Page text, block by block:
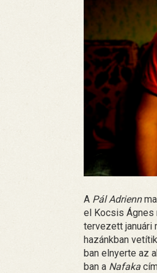
A Pál Adrienn
el Kocsis Ágnes
tervezett januári
hazánkban
ban elnyerte az
ban a Nafaka